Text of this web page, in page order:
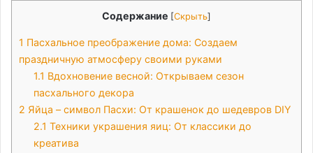
Содержание [Скрыть]
1 Пасхальное преображение дома: Создаем
праздничную атмосферу своими руками
1.1 Вдохновение весной: Открываем сезон
пасхального декора
2 Яйца – символ Пасхи: От крашенок до шедевров DIY
2.1 Техники украшения яиц: От классики до
креатива